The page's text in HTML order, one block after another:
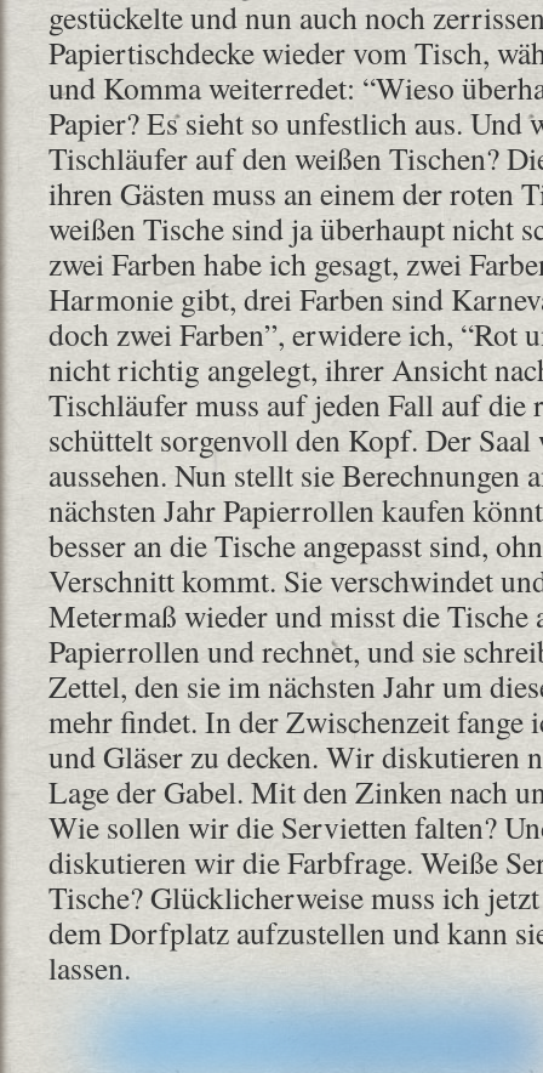
gestückelte und nun auch noch
Papiertischdecke wieder vom Tisch,
und Komma weiterredet: “Wieso
Papier? Es sieht so unfestlich aus. Und
Tischläufer auf den weißen Tischen?
ihren Gästen muss an einem der roten
weißen Tische sind ja überhaupt nicht
zwei Farben habe ich gesagt, zwei
Harmonie gibt, drei Farben sind
doch zwei Farben”, erwidere ich, “Rot
nicht richtig angelegt, ihrer Ansicht
Tischläufer muss auf jeden Fall auf die
schüttelt sorgenvoll den Kopf. Der
aussehen. Nun stellt sie Berechnungen
nächsten Jahr Papierrollen kaufen
besser an die Tische angepasst sind,
Verschnitt kommt. Sie verschwindet
Metermaß wieder und misst die Tische
Papierrollen und rechnet, und sie
Zettel, den sie im nächsten Jahr um
mehr findet. In der Zwischenzeit fange
und Gläser zu decken. Wir diskutieren
Lage der Gabel. Mit den Zinken nach
Wie sollen wir die Servietten falten?
diskutieren wir die Farbfrage. Weiße
Tische? Glücklicherweise muss ich
dem Dorfplatz aufzustellen und kann
lassen.